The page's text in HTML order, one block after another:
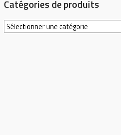
Catégories de produits